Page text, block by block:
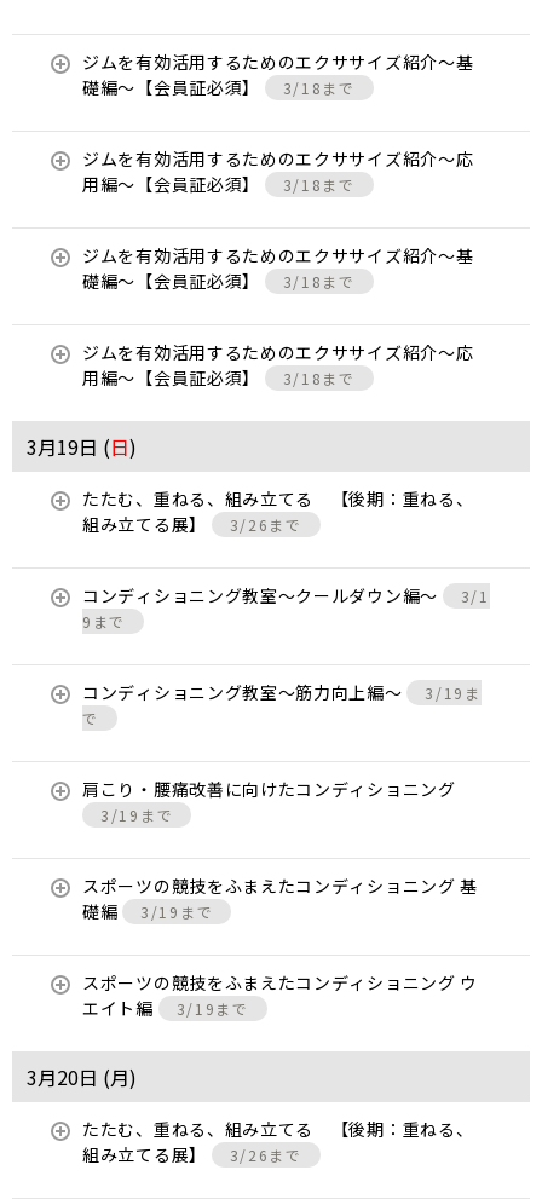
ジムを有効活用するためのエクササイズ紹介〜基
礎編〜【会員証必須】
3/18まで
ジムを有効活用するためのエクササイズ紹介〜応
用編〜【会員証必須】
3/18まで
ジムを有効活用するためのエクササイズ紹介〜基
礎編〜【会員証必須】
3/18まで
ジムを有効活用するためのエクササイズ紹介〜応
用編〜【会員証必須】
3/18まで
3月19日 (日)
たたむ、重ねる、組み立てる 【後期：重ねる、
組み立てる展】
3/26まで
コンディショニング教室〜クールダウン編〜
3/1
9まで
コンディショニング教室〜筋力向上編〜
3/19ま
で
肩こり・腰痛改善に向けたコンディショニング
3/19まで
スポーツの競技をふまえたコンディショニング 基
礎編
3/19まで
スポーツの競技をふまえたコンディショニング ウ
エイト編
3/19まで
3月20日 (月)
たたむ、重ねる、組み立てる 【後期：重ねる、
組み立てる展】
3/26まで